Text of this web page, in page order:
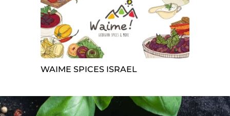
WAIME SPICES ISRAEL